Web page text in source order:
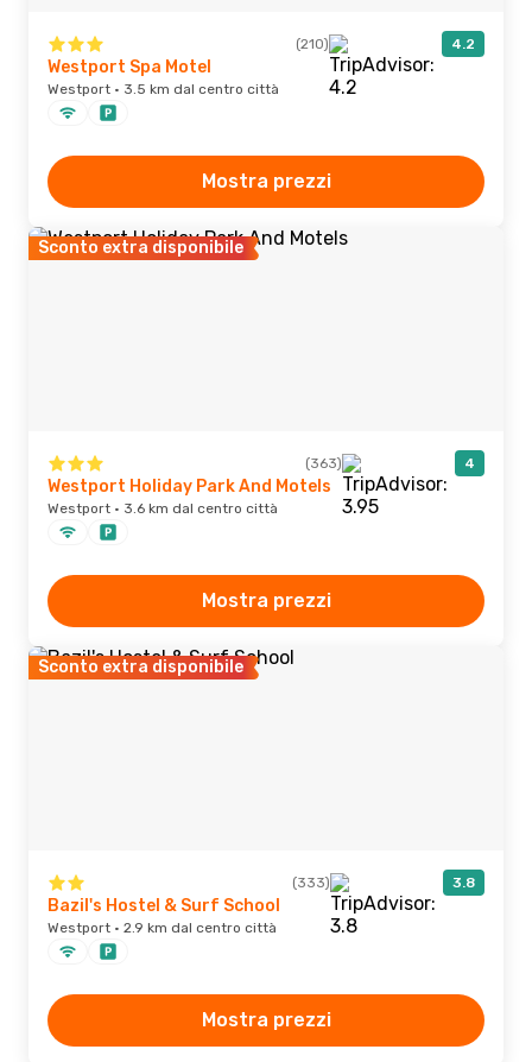
(210) 4.2
Westport Spa Motel
Westport · 3.5 km dal centro città
Mostra prezzi
Sconto extra disponibile
(363) 4
Westport Holiday Park And Motels
Westport · 3.6 km dal centro città
Mostra prezzi
Sconto extra disponibile
(333) 3.8
Bazil's Hostel & Surf School
Westport · 2.9 km dal centro città
Mostra prezzi